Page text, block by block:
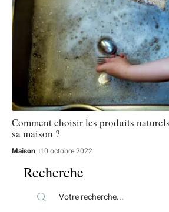
Comment choisir les produits
sa maison ?
Maison 10 octobre 2022
Recherche